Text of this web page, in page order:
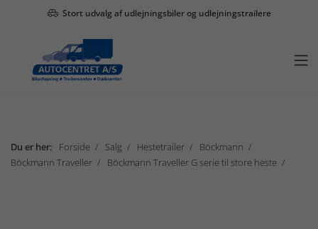
Stort udvalg af udlejningsbiler og udlejningstrailere

Du er her: Forside Salg Hestetrailer
Böckmann
Böckmann Traveller
Böckmann Traveller G serie til store heste